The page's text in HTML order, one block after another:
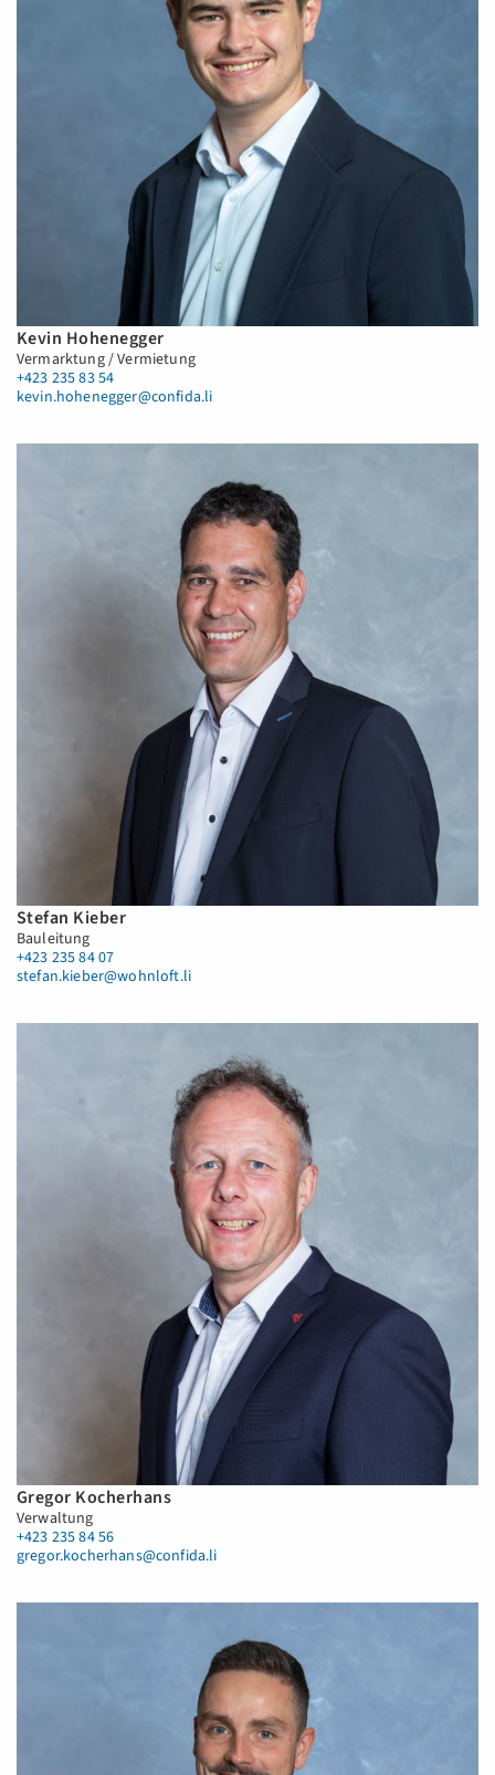
Kevin Hohenegger
Vermarktung / Vermietung
+423 235 83 54
kevin.hohenegger@confida.li
Stefan Kieber
Bauleitung
+423 235 84 07
stefan.kieber@wohnloft.li
Gregor Kocherhans
Verwaltung
+423 235 84 56
gregor.kocherhans@confida.li